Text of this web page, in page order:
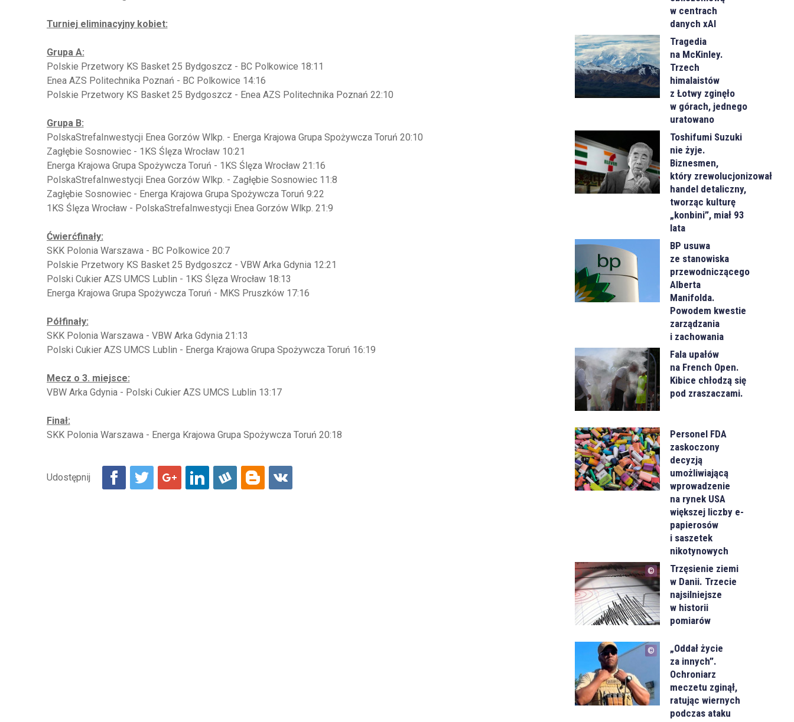
Turniej eliminacyjny kobiet:
Grupa A:
Polskie Przetwory KS Basket 25 Bydgoszcz - BC Polkowice 18:11
Enea AZS Politechnika Poznań - BC Polkowice 14:16
Polskie Przetwory KS Basket 25 Bydgoszcz - Enea AZS Politechnika Poznań 22:10
Grupa B:
PolskaStrefaInwestycji Enea Gorzów Wlkp. - Energa Krajowa Grupa Spożywcza Toruń 20:10
Zagłębie Sosnowiec - 1KS Ślęza Wrocław 10:21
Energa Krajowa Grupa Spożywcza Toruń - 1KS Ślęza Wrocław 21:16
PolskaStrefaInwestycji Enea Gorzów Wlkp. - Zagłębie Sosnowiec 11:8
Zagłębie Sosnowiec - Energa Krajowa Grupa Spożywcza Toruń 9:22
1KS Ślęza Wrocław - PolskaStrefaInwestycji Enea Gorzów Wlkp. 21:9
Ćwierćfinały:
SKK Polonia Warszawa - BC Polkowice 20:7
Polskie Przetwory KS Basket 25 Bydgoszcz - VBW Arka Gdynia 12:21
Polski Cukier AZS UMCS Lublin - 1KS Ślęza Wrocław 18:13
Energa Krajowa Grupa Spożywcza Toruń - MKS Pruszków 17:16
Półfinały:
SKK Polonia Warszawa - VBW Arka Gdynia 21:13
Polski Cukier AZS UMCS Lublin - Energa Krajowa Grupa Spożywcza Toruń 16:19
Mecz o 3. miejsce:
VBW Arka Gdynia - Polski Cukier AZS UMCS Lublin 13:17
Finał:
SKK Polonia Warszawa - Energa Krajowa Grupa Spożywcza Toruń 20:18
w centrach
danych xAI
Tragedia
na McKinley.
Trzech
himalaistów
z Łotwy zginęło
w górach, jednego
uratowano
Toshifumi Suzuki
nie żyje.
Biznesmen,
który zrewolucjonizował
handel detaliczny,
tworząc kulturę
„konbini”, miał 93
lata
BP usuwa
ze stanowiska
przewodniczącego
Alberta
Manifolda.
Powodem kwestie
zarządzania
i zachowania
Fala upałów
na French Open.
Kibice chłodzą się
pod zraszaczami.
Personel FDA
zaskoczony
decyzją
umożliwiającą
wprowadzenie
na rynek USA
większej liczby e-
papierosów
i saszetek
nikotynowych
Trzęsienie ziemi
w Danii. Trzecie
najsilniejsze
w historii
pomiarów
„Oddał życie
za innych”.
Ochroniarz
meczetu zginął,
ratując wiernych
podczas ataku